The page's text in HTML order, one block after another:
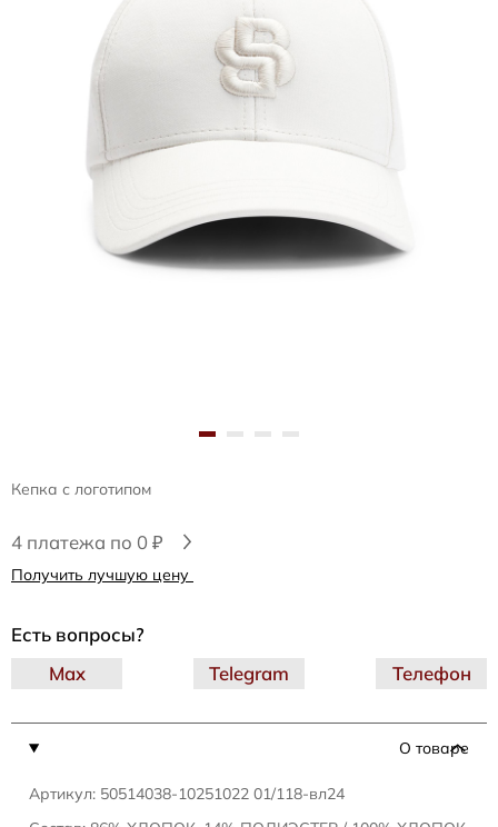
Кепка с логотипом
4 платежа по 0 ₽
Получить лучшую цену
О товаре
Артикул: 50514038-10251022 01/118-вл24
Есть вопросы?
Telegram
Max Телефон